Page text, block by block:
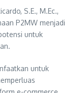
S.E., M.Ec.,
P2MW menjadi
untuk
untuk